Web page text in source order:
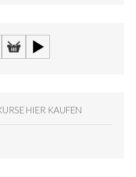
HIER KAUFEN